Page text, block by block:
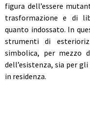
figura dell’essere
trasformazione e di
quanto indossato. In
strumenti di
simbolica, per mezzo
dell’esistenza, sia per
in residenza.